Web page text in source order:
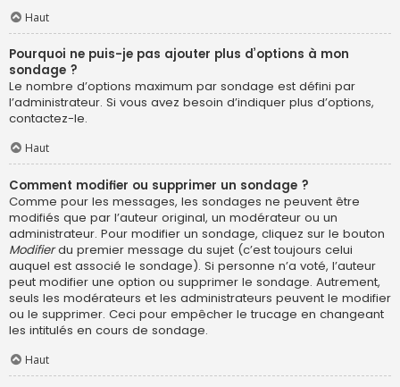
Haut
Pourquoi ne puis-je pas ajouter plus d’options à mon
sondage ?
Le nombre d’options maximum par sondage est défini par
l’administrateur. Si vous avez besoin d’indiquer plus d’options,
contactez-le.
Haut
Comment modifier ou supprimer un sondage ?
Comme pour les messages, les sondages ne peuvent être
modifiés que par l’auteur original, un modérateur ou un
administrateur. Pour modifier un sondage, cliquez sur le bouton
Modifierdu premier message du sujet (c’est toujours celui
auquel est associé le sondage). Si personne n’a voté, l’auteur
peut modifier une option ou supprimer le sondage. Autrement,
seuls les modérateurs et les administrateurs peuvent le modifier
ou le supprimer. Ceci pour empêcher le trucage en changeant
les intitulés en cours de sondage.
Haut